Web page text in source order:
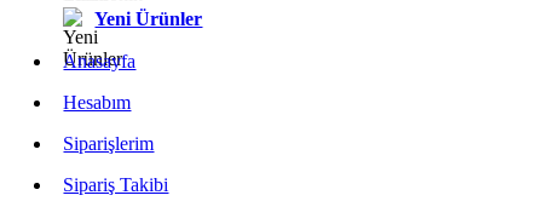
Yeni Ürünler
Anasayfa
Hesabım
Siparişlerim
Sipariş Takibi